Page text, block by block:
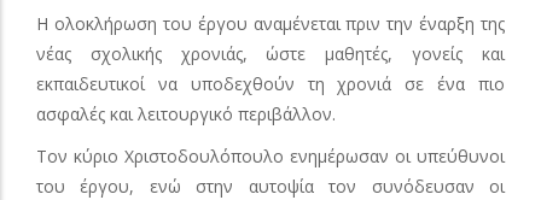
Η ολοκλήρωση του έργου αναμένεται πριν την έναρξη της
νέας σχολικής χρονιάς, ώστε μαθητές, γονείς και
εκπαιδευτικοί να υποδεχθούν τη χρονιά σε ένα πιο
ασφαλές και λειτουργικό περιβάλλον.
Τον κύριο Χριστοδουλόπουλο ενημέρωσαν οι υπεύθυνοι
του έργου, ενώ στην αυτοψία τον συνόδευσαν οι